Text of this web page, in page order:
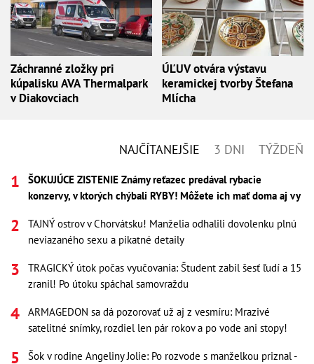
Záchranné zložky pri
kúpalisku AVA Thermalpark
v Diakovciach
ÚĽUV otvára výstavu
keramickej tvorby Štefana
Mlícha
NAJČÍTANEJŠIE 3 DNI TÝŽDEŇ
ŠOKUJÚCE ZISTENIE Známy reťazec predával rybacie
konzervy, v ktorých chýbali RYBY! Môžete ich mať doma aj vy
TAJNÝ ostrov v Chorvátsku! Manželia odhalili dovolenku plnú
neviazaného sexu a pikatné detaily
TRAGICKÝ útok počas vyučovania: Študent zabil šesť ľudí a 15
zranil! Po útoku spáchal samovraždu
ARMAGEDON sa dá pozorovať už aj z vesmíru: Mrazivé
satelitné snímky, rozdiel len pár rokov a po vode ani stopy!
Šok v rodine Angeliny Jolie: Po rozvode s manželkou priznal -